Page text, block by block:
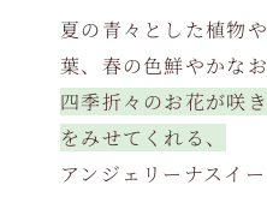
夏の青々とした植物
葉、春の色鮮やかなお
四季折々のお花が咲
をみせてくれる、
アンジェリーナスイ